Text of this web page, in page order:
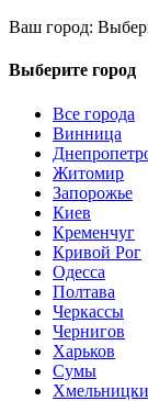
Ваш город:
Выберите город
Все города
Винница
Житомир
Запорожье
Киев
Кременчуг
Кривой Рог
Одесса
Полтава
Черкассы
Чернигов
Харьков
Сумы